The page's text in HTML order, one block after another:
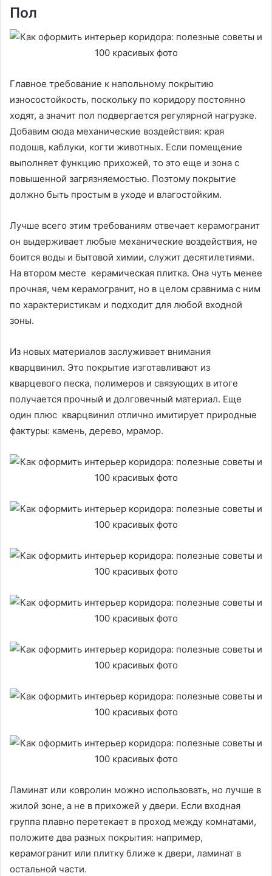
Пол
Главное требование к напольному покрытию
износостойкость, поскольку по коридору постоянно
ходят, а значит пол подвергается регулярной нагрузке.
Добавим сюда механические воздействия: края
подошв, каблуки, когти животных. Если помещение
выполняет функцию прихожей, то это еще и зона с
повышенной загрязняемостью. Поэтому покрытие
должно быть простым в уходе и влагостойким.
Лучше всего этим требованиям отвечает керамогранит
он выдерживает любые механические воздействия, не
боится воды и бытовой химии, служит десятилетиями.
На втором месте керамическая плитка. Она чуть менее
прочная, чем керамогранит, но в целом сравнима с ним
по характеристикам и подходит для любой входной
зоны.
Из новых материалов заслуживает внимания
кварцвинил. Это покрытие изготавливают из
кварцевого песка, полимеров и связующих в итоге
получается прочный и долговечный материал. Еще
один плюс кварцвинил отлично имитирует природные
фактуры: камень, дерево, мрамор.
Ламинат или ковролин можно использовать, но лучше в
жилой зоне, а не в прихожей у двери. Если входная
группа плавно перетекает в проход между комнатами,
положите два разных покрытия: например,
керамогранит или плитку ближе к двери, ламинат в
остальной части.